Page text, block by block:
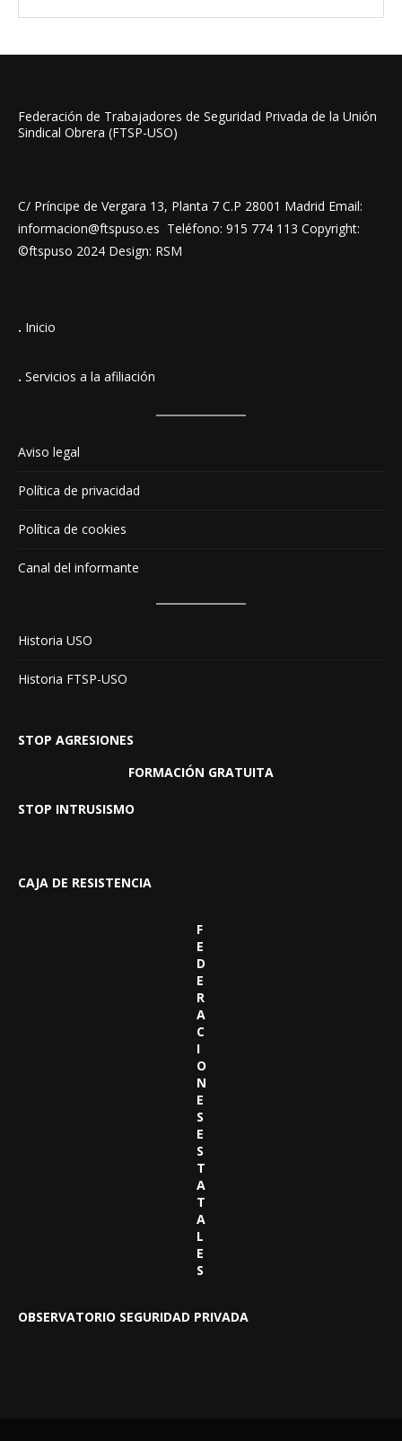
Federación de Trabajadores de Seguridad Privada de la Unión
Sindical Obrera (FTSP-USO)
C/ Príncipe de Vergara 13, Planta 7 C.P 28001 Madrid Email:
informacion@ftspuso.es Teléfono: 915 774 113 Copyright:
©ftspuso 2024 Design: RSM
. Inicio
. Servicios a la afiliación
Aviso legal
Política de privacidad
Política de cookies
Canal del informante
Historia USO
Historia FTSP-USO
STOP AGRESIONES
FORMACIÓN GRATUITA
STOP INTRUSISMO
CAJA DE RESISTENCIA
F
E
D
E
R
A
C
I
O
N
E
S
E
S
T
A
T
A
L
E
S
OBSERVATORIO SEGURIDAD PRIVADA